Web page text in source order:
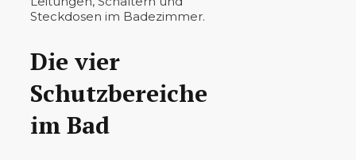
Steckdosen im Badezimmer.
Die vier
Schutzbereiche
im Bad